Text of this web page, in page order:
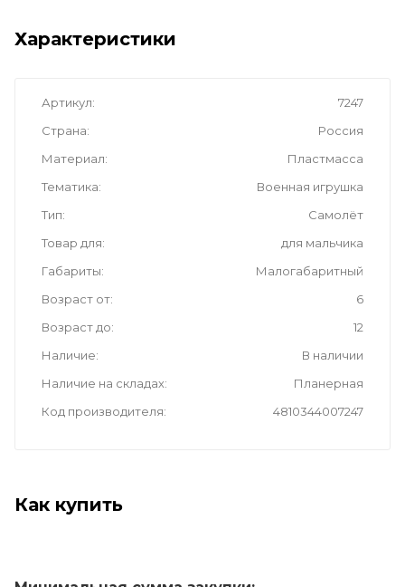
Характеристики
Артикул
7247
Страна
Россия
Материал
Пластмасса
Тематика
Военная игрушка
Тип
Самолёт
Товар для
для мальчика
Габариты
Малогабаритный
Возраст от
6
Возраст до
12
Наличие
В наличии
Наличие на складах
Планерная
Код производителя
4810344007247
Как купить